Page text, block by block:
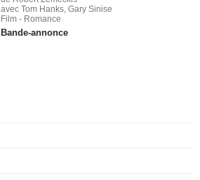
avec Tom Hanks, Gary Sinise
Film - Romance
Bande-annonce